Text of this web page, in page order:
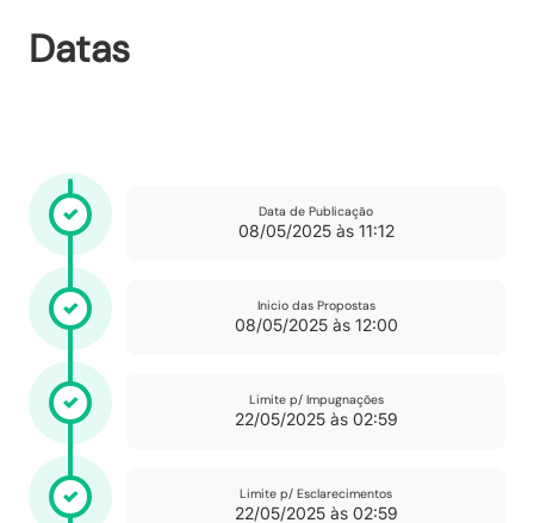
Datas
Data de Publicação
08/05/2025 às 11:12
Inicio das Propostas
08/05/2025 às 12:00
Limite p/ Impugnações
22/05/2025 às 02:59
Limite p/ Esclarecimentos
22/05/2025 às 02:59